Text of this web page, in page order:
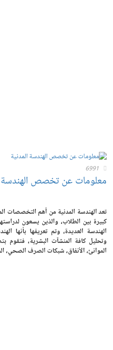
6991
معلومات عن تخصص الهندسة
تعد الهندسة المدنية من أهم التخصصات
كبيرة بين الطلاب، والذين يسعون
الهندسة العديدة، وتم تعريفها بأنها
وتحليل كافة المنشآت البشرية، فتقوم
الموانئ، الأنفاق، شبكات الصرف الصحي،